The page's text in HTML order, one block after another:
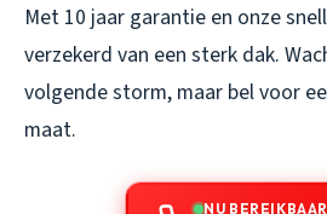
Met 10 jaar garantie en onze
verzekerd van een sterk dak.
volgende storm, maar bel voor
maat.
NU BEREIKBAAR